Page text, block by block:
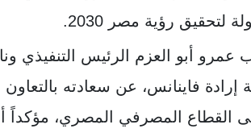
لتحقيق رؤية مصر 2030.
عمرو أبو العزم الرئيس التنفيذي
فى القطاع المصرفي المصري، مؤكداً